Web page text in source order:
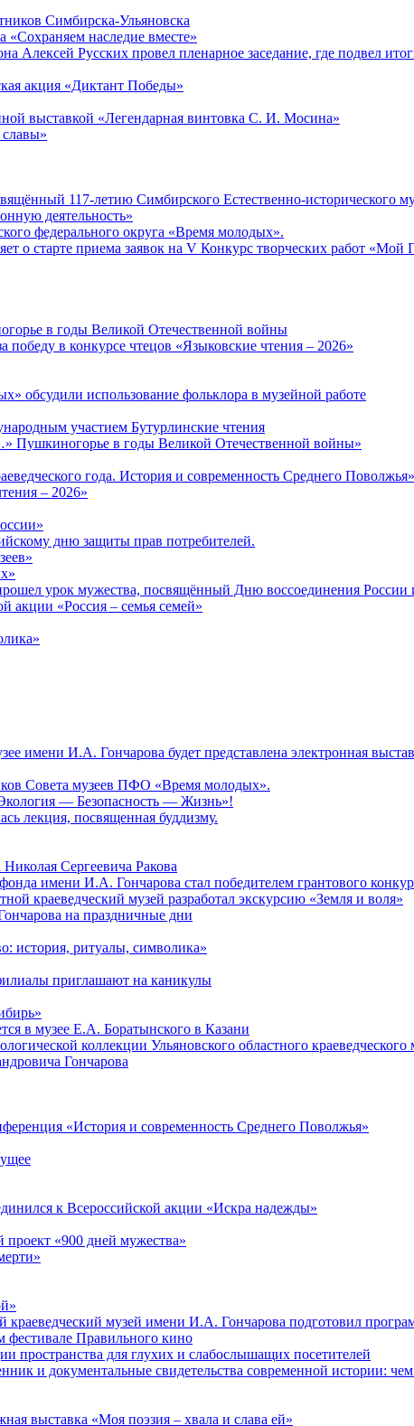
Симбирска-Ульяновска
«Сохраняем наследие вместе»
Алексей Русских провел пленарное заседание, где подвел
акция «Диктант Победы»
выставкой «Легендарная винтовка С. И. Мосина»
117-летию Симбирского Естественно-исторического
деятельность»
федерального округа «Время молодых».
о старте приема заявок на V Конкурс творческих работ «Мой
в годы Великой Отечественной войны
победу в конкурсе чтецов «Языковские чтения – 2026»
обсудили использование фольклора в музейной работе
участием Бутурлинские чтения
Пушкиногорье в годы Великой Отечественной войны»
года. История и современность Среднего Поволжья»
– 2026»
дню защиты прав потребителей.
урок мужества, посвящённый Дню воссоединения
акции «Россия – семья семей»
имени И.А. Гончарова будет представлена электронная
Совета музеев ПФО «Время молодых».
— Безопасность — Жизнь»!
лекция, посвященная буддизму.
Сергеевича Ракова
имени И.А. Гончарова стал победителем грантового
краеведческий музей разработал экскурсию «Земля и воля»
на праздничные дни
история, ритуалы, символика»
приглашают на каникулы
в музее Е.А. Боратынского в Казани
коллекции Ульяновского областного краеведческого
Гончарова
«История и современность Среднего Поволжья»
к Всероссийской акции «Искра надежды»
проект «900 дней мужества»
краеведческий музей имени И.А. Гончарова подготовил
фестивале Правильного кино
пространства для глухих и слабослышащих посетителей
и документальные свидетельства современной истории:
выставка «Моя поэзия – хвала и слава ей»